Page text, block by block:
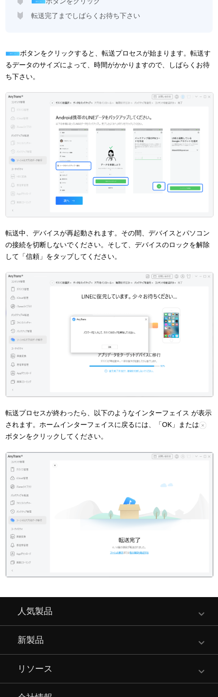
転送完了までしばらくお待ち下さい
ボタンをクリックすると、転送プロセスが始まります。転送す
るデータのサイズによって、時間がかかりますので、しばらくお待
ち下さい。
転送中、デバイスが再起動されます。その間、デバイスとパソコン
の接続を切断しないでください。そして、デバイスのロックを解除
して「信頼」をタップしてください。
転送プロセスが終わったら、以下のようなインターフェイス が表示
されます。ホームインターフェイスに戻るには、「OK」または
ボタンをクリックしてください。
人気製品
新製品
リソース